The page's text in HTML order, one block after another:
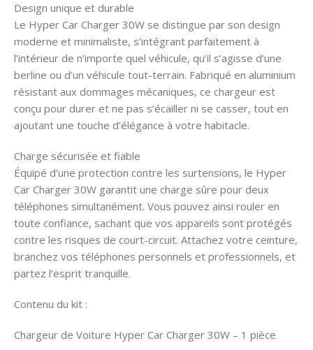
Design unique et durable
Le Hyper Car Charger 30W se distingue par son design
moderne et minimaliste, s’intégrant parfaitement à
l’intérieur de n’importe quel véhicule, qu’il s’agisse d’une
berline ou d’un véhicule tout-terrain. Fabriqué en aluminium
résistant aux dommages mécaniques, ce chargeur est
conçu pour durer et ne pas s’écailler ni se casser, tout en
ajoutant une touche d’élégance à votre habitacle.
Charge sécurisée et fiable
Équipé d’une protection contre les surtensions, le Hyper
Car Charger 30W garantit une charge sûre pour deux
téléphones simultanément. Vous pouvez ainsi rouler en
toute confiance, sachant que vos appareils sont protégés
contre les risques de court-circuit. Attachez votre ceinture,
branchez vos téléphones personnels et professionnels, et
partez l’esprit tranquille.
Contenu du kit :
Chargeur de Voiture Hyper Car Charger 30W – 1 pièce